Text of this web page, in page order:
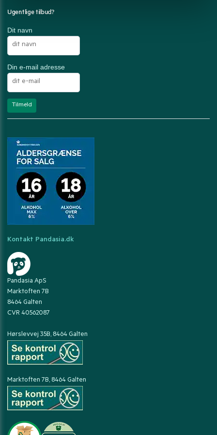
Ugentlige tilbud?
Dit navn
Din e-mail adresse
Kontakt Pandasia.dk
Pandasia ApS
Marktoften 7B
8464 Galten
CVR 40562087
Hørslevvej 35B, 8464 Galten
Marktoften 7B, 8464 Galten